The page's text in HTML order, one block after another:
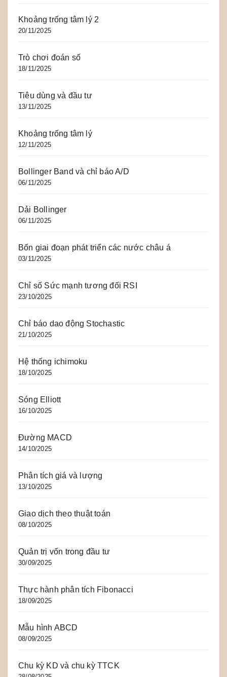
Khoảng trống tâm lý 2
20/11/2025
Trò chơi đoán số
18/11/2025
Tiêu dùng và đầu tư
13/11/2025
Khoảng trống tâm lý
12/11/2025
Bollinger Band và chỉ báo A/D
06/11/2025
Dải Bollinger
06/11/2025
Bốn giai đoạn phát triển các nước châu á
03/11/2025
Chỉ số Sức mạnh tương đối RSI
23/10/2025
Chỉ báo dao động Stochastic
21/10/2025
Hệ thống ichimoku
18/10/2025
Sóng Elliott
16/10/2025
Đường MACD
14/10/2025
Phân tích giá và lượng
13/10/2025
Giao dịch theo thuật toán
08/10/2025
Quản trị vốn trong đầu tư
30/09/2025
Thực hành phân tích Fibonacci
18/09/2025
Mẫu hình ABCD
08/09/2025
Chu kỳ KD và chu kỳ TTCK